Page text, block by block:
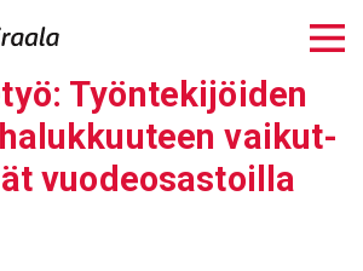
Työn­te­ki­jöiden
vaikut­
vuodeo­sas­toilla